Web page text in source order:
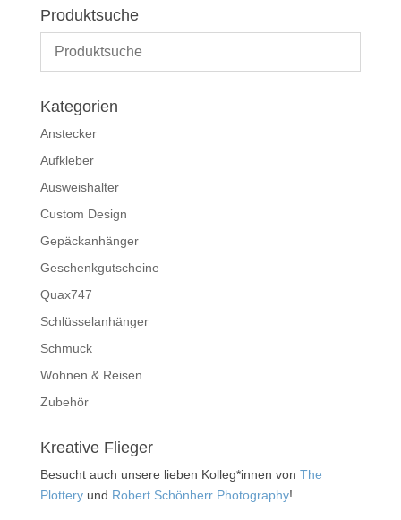
Produktsuche
Kategorien
Anstecker
Aufkleber
Ausweishalter
Custom Design
Gepäckanhänger
Geschenkgutscheine
Quax747
Schlüsselanhänger
Schmuck
Wohnen & Reisen
Zubehör
Kreative Flieger
Besucht auch unsere lieben Kolleg*innen von The
Plotteryund Robert Schönherr Photography!